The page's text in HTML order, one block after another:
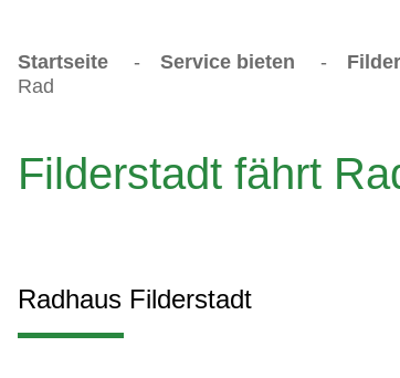
Startseite - Service bieten -
Rad
Filderstadt fährt
Radhaus Filderstadt